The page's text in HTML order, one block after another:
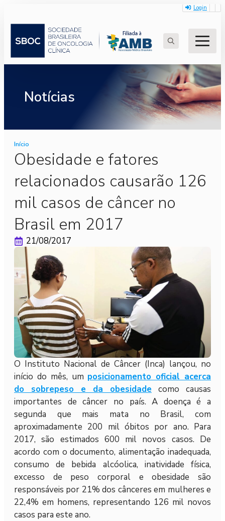
Login
for:
Notícias
Início
Obesidade e fatores
relacionados causarão 126
mil casos de câncer no
Brasil em 2017
21/08/2017
O Instituto Nacional de Câncer (Inca) lançou, no
início do mês, um posicionamento oficial acerca
do sobrepeso e da obesidade como causas
importantes de câncer no país. A doença é a
segunda que mais mata no Brasil, com
aproximadamente 200 mil óbitos por ano. Para
2017, são estimados 600 mil novos casos. De
acordo com o documento, alimentação inadequada,
consumo de bebida alcóolica, inatividade física,
excesso de peso corporal e obesidade são
responsáveis por 21% dos cânceres em mulheres e
22,4% em homens, representando 126 mil novos
casos para este ano.